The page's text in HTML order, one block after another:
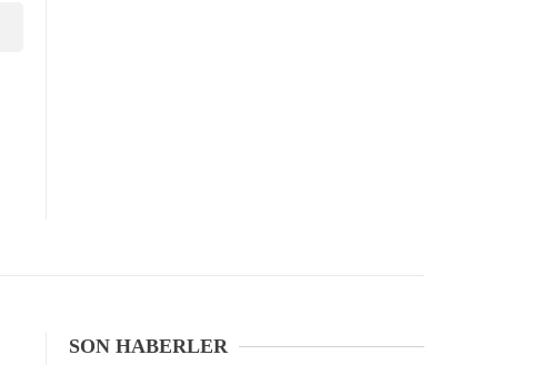
SON HABERLER